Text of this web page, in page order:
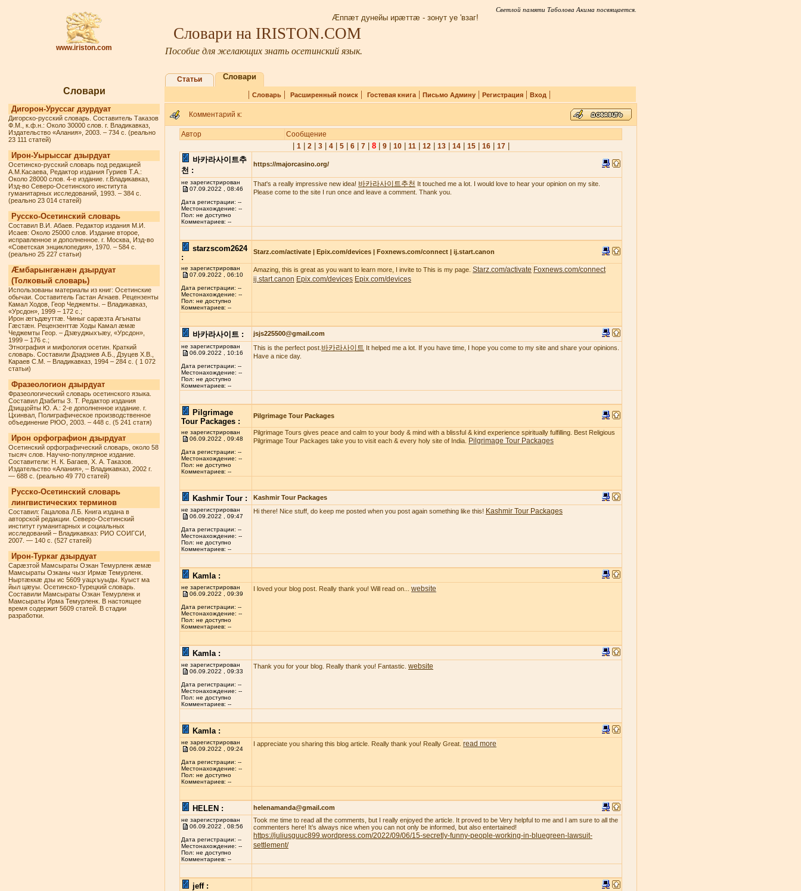
www.iriston.com
Светлой памяти Таболова Акима посвящается.
Æппæт дунейы ирæттæ - зонут уе 'взаг!
Словари на IRISTON.COM
Пособие для желающих знать осетинский язык.
Словари
Дигорон-Уруссаг дзурдуат
Дигорско-русский словарь. Составитель Таказов
Ф.М., к.ф.н.: Около 30000 слов. г. Владикавказ,
Издательство «Алания», 2003. – 734 с. (реально
23 111 статей)
Ирон-Уырыссаг дзырдуат
Осетинско-русский словарь под редакцией
А.М.Касаева, Редактор издания Гуриев Т.А.:
Около 28000 слов. 4-е издание. г.Владикавказ,
Изд-во Северо-Осетинского института
гуманитарных исследований, 1993. – 384 с.
(реально 23 014 статей)
Русско-Осетинский словарь
Составил В.И. Абаев. Редактор издания М.И.
Исаев: Около 25000 слов. Издание второе,
исправленное и дополненное. г. Москва, Изд-во
«Советская энциклопедия», 1970. – 584 с.
(реально 25 227 статьи)
Æмбарынгæнæн дзырдуат
(Толковый словарь)
Использованы материалы из книг: Осетинские
обычаи. Составитель Гастан Агнаев. Рецензенты
Камал Ходов, Геор Чеджемты. – Владикавказ,
«Урсдон», 1999 – 172 с.;
Ирон æгъдæуттæ. Чиныг сарæзта Агънаты
Гæстæн. Рецензенттæ Ходы Камал æмæ
Чеджемты Геор. – Дзæуджыхъæу, «Урсдон»,
1999 – 176 с.;
Этнография и мифология осетин. Краткий
словарь. Составили Дзадзиев А.Б., Дзуцев Х.В.,
Караев С.М. – Владикавказ, 1994 – 284 с. ( 1 072
статьи)
Фразеологион дзырдуат
Фразеологический словарь осетинского языка.
Составил Дзабиты З. Т. Редактор издания
Дзиццойты Ю. А.: 2-е дополненное издание. г.
Цхинвал, Полиграфическое производственное
объединение РЮО, 2003. – 448 с. (5 241 статя)
Ирон орфографион дзырдуат
Осетинский орфографический словарь, около 58
тысяч слов. Научно-популярное издание.
Составители: Н. К. Багаев, Х. А. Таказов.
Издательство «Алания», – Владикавказ, 2002 г.
— 688 с. (реально 49 770 статей)
Русско-Осетинский словарь
лингвистических терминов
Составил: Гацалова Л.Б. Книга издана в
авторской редакции. Северо-Осетинский
институт гуманитарных и социальных
исследований – Владикавказ: РИО СОИГСИ,
2007. — 140 с. (527 статей)
Ирон-Туркаг дзырдуат
Сарæзтой Мамсыраты Озкан Темурленк æмæ
Мамсыраты Озканы чызг Ирмæ Темурленк.
Ныртæккæ дзы ис 5609 уацхъуыды. Куыст ма
йыл цæуы. Осетинско-Турецкий словарь.
Составили Мамсыраты Озкан Темурленк и
Мамсыраты Ирма Темурленк. В настоящее
время содержит 5609 статей. В стадии
разработки.
Статьи Словари
| Словарь| Расширенный поиск| Гостевая книга| Письмо Админу| Регистрация| Вход |
Комментарий к:
Автор Сообщение
1| 2| 3| 4| 5| 6| 7| 8| 9| 10| 11| 12| 13| 14| 15| 16| 17|
바카라사이트추
천 :
https://majorcasino.org/
не зарегистрирован
07.09.2022 , 08:46
Дата регистрации: --
Местонахождение: --
Пол: не доступно
Комментариев: --
That's a really impressive new idea! 바카라사이트추천 It touched me a lot. I would love to hear your opinion on my site.
Please come to the site I run once and leave a comment. Thank you.
starzscom2624
:
Starz.com/activate | Epix.com/devices | Foxnews.com/connect | ij.start.canon
не зарегистрирован
07.09.2022 , 06:10
Дата регистрации: --
Местонахождение: --
Пол: не доступно
Комментариев: --
Amazing, this is great as you want to learn more, I invite to This is my page. Starz.com/activate Foxnews.com/connect
ij.start.canon Epix.com/devices Epix.com/devices
바카라사이트 : jsjs225500@gmail.com
не зарегистрирован
06.09.2022 , 10:16
Дата регистрации: --
Местонахождение: --
Пол: не доступно
Комментариев: --
This is the perfect post. 바카라사이트 It helped me a lot. If you have time, I hope you come to my site and share your opinions.
Have a nice day.
Pilgrimage
Tour Packages :
Pilgrimage Tour Packages
не зарегистрирован
06.09.2022 , 09:48
Дата регистрации: --
Местонахождение: --
Пол: не доступно
Комментариев: --
Pilgrimage Tours gives peace and calm to your body & mind with a blissful & kind experience spiritually fulfilling. Best Religious
Pilgrimage Tour Packages take you to visit each & every holy site of India.
Pilgrimage Tour Packages
Kashmir Tour : Kashmir Tour Packages
не зарегистрирован
06.09.2022 , 09:47
Дата регистрации: --
Местонахождение: --
Пол: не доступно
Комментариев: --
Hi there! Nice stuff, do keep me posted when you post again something like this! Kashmir Tour Packages
Kamla :
не зарегистрирован
06.09.2022 , 09:39
Дата регистрации: --
Местонахождение: --
Пол: не доступно
Комментариев: --
I loved your blog post. Really thank you! Will read on... website
Kamla :
не зарегистрирован
06.09.2022 , 09:33
Дата регистрации: --
Местонахождение: --
Пол: не доступно
Комментариев: --
Thank you for your blog. Really thank you! Fantastic. website
Kamla :
не зарегистрирован
06.09.2022 , 09:24
Дата регистрации: --
Местонахождение: --
Пол: не доступно
Комментариев: --
I appreciate you sharing this blog article. Really thank you! Really Great. read more
HELEN : helenamanda@gmail.com
не зарегистрирован
06.09.2022 , 08:56
Дата регистрации: --
Местонахождение: --
Пол: не доступно
Комментариев: --
Took me time to read all the comments, but I really enjoyed the article. It proved to be Very helpful to me and I am sure to all the
commenters here! It’s always nice when you can not only be informed, but also entertained!
https://juliusguuc899.wordpress.com/2022/09/06/15-secretly-funny-people-working-in-bluegreen-lawsuit-
settlement/
jeff :